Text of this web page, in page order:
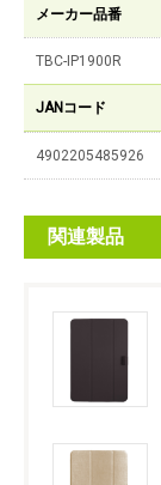
メーカー品番
TBC-IP1900R
JANコード
4902205485926
関連製品